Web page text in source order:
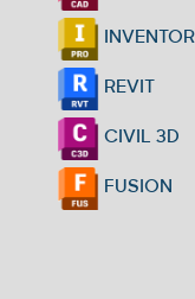
INVENTOR
REVIT
CIVIL 3D
FUSION